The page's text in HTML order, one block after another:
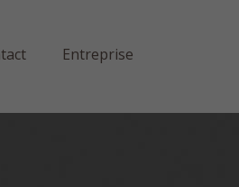
Entreprise